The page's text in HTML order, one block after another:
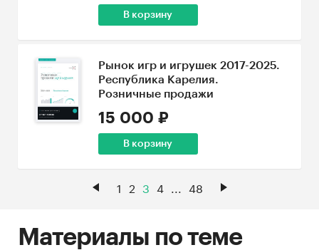
В корзину
Рынок игр и игрушек 2017-2025.
Республика Карелия.
Розничные продажи
15 000 ₽
В корзину
1 2 3 4 ... 48
Материалы по теме